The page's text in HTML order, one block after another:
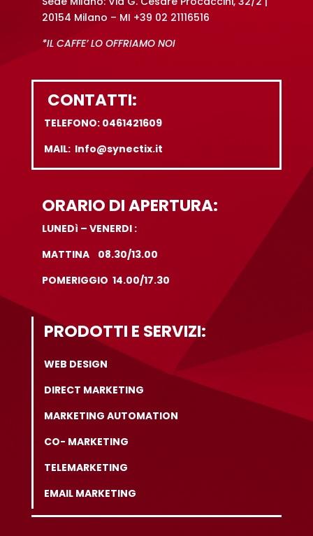
20154 Milano – MI +39 02 21116516
*IL CAFFE’ LO OFFRIAMO NOI
CONTATTI:
TELEFONO: 0461421609
MAIL: Info@synectix.it
ORARIO DI APERTURA:
LUNEDì – VENERDI :
MATTINA 08.30/13.00
POMERIGGIO 14.00/17.30
PRODOTTI E SERVIZI:
WEB DESIGN
DIRECT MARKETING
MARKETING AUTOMATION
CO- MARKETING
TELEMARKETING
EMAIL MARKETING